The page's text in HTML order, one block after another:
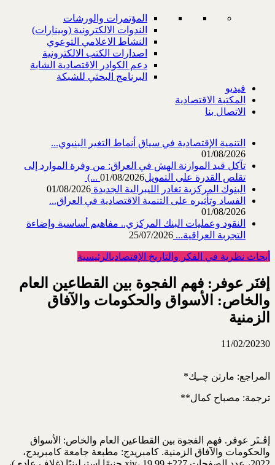
المؤتمرات والورشات
الندوات الالكترونية (وبينارات)
النشاط الاعلامي التوعوي
اصدارات الكتب الالكترونية
دعم الكوادر الاقتصادية الشابة
البرنامج البحثي للشبكة
فيديو
المكتبة الاقتصادية
الاتصال بنا
التنمية الإقتصادية في سياق أنماط التغير البنيوي...
01/08/2026
تآكل قيد الموازنة الهش في العراق: من وفرة الموارد إلى
تقلص القدرة على التمويل‎ (...01/08/2026
البنوك المركزية تغادر الليبرالية الجديدة 01/08/2026
الفساد وتأثيره على التنمية الاقتصادية في العراق...
01/08/2026
النقود وعمليات البنك المركزي.. مفاهيم أساسية وإضاءة
التجربة العراقية... 25/07/2026
أبحاث نظرية في الفكر والتاريخ الإقتصاديالرئيسية
إفنَر عوفر: فهم الفجوة بين القطاعين العام
والخاص: الأسواق والحكومات والآفاق
الزمنية
11/02/20230
المراجع: مارتن ﭼــِك*
ترجمة: مصباح كمال**
إﭬـنَر عوفر. فهم الفجوة بين القطاعين العام والخاص: الأسواق
والحكومات والآفاق الزمنية. كامبريدج: مطبعة جامعة كامبريدج،